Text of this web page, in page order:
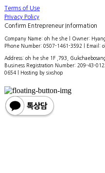
Terms of Use
Privacy Policy
Confirm Entrepreneur Information
Company Name: oh he she | Owner:
Phone Number: 0507-1461-3592 | Email:
Address: oh he she 1F ,793,
Business Registration Number: 209-43-
0654 | Hosting by sixshop